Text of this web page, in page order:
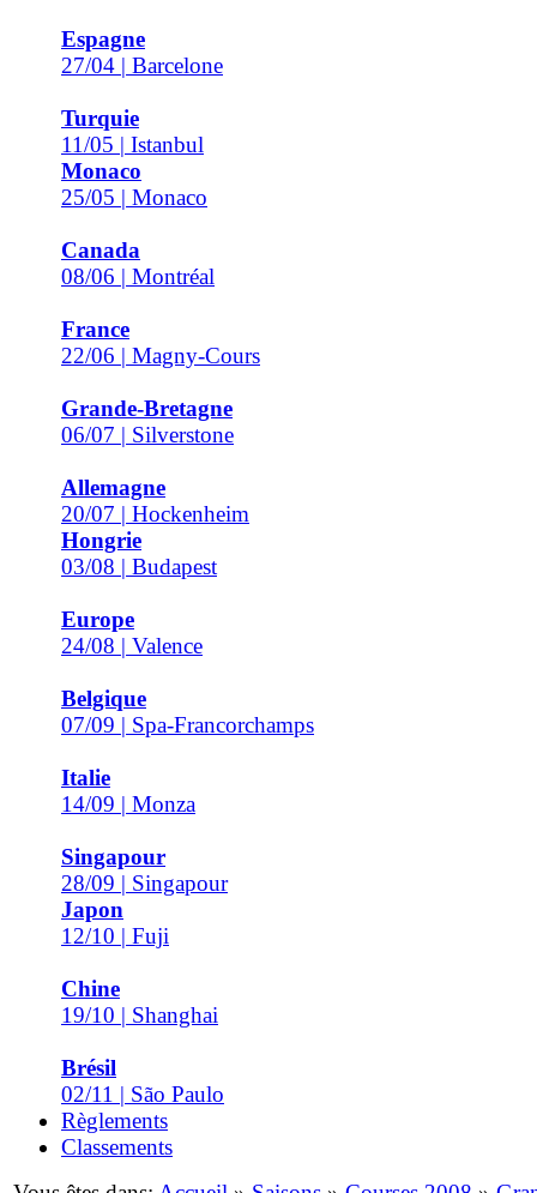
Espagne
27/04 | Barcelone
Turquie
11/05 | Istanbul
Monaco
25/05 | Monaco
Canada
08/06 | Montréal
France
22/06 | Magny-Cours
Grande-Bretagne
06/07 | Silverstone
Allemagne
20/07 | Hockenheim
Hongrie
03/08 | Budapest
Europe
24/08 | Valence
Belgique
07/09 | Spa-Francorchamps
Italie
14/09 | Monza
Singapour
28/09 | Singapour
Japon
12/10 | Fuji
Chine
19/10 | Shanghai
Brésil
02/11 | São Paulo
Règlements
Classements